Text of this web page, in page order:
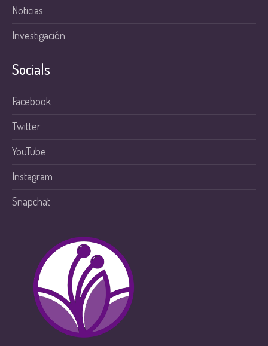
Noticias
Investigación
Socials
Facebook
Twitter
YouTube
Instagram
Snapchat